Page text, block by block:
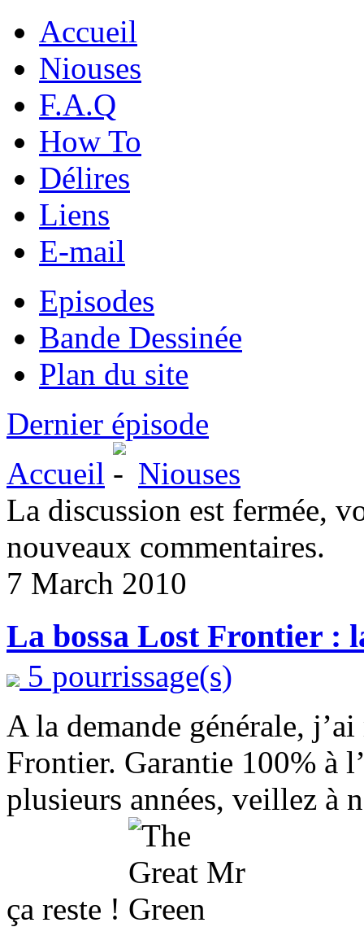
Accueil
Niouses
F.A.Q
How To
Délires
Liens
E-mail
Episodes
Bande Dessinée
Plan du site
Dernier épisode
Accueil
Niouses
La discussion est fermée,
nouveaux commentaires.
7 March 2010
La bossa Lost Frontier :
5 pourrissage(s)
A la demande générale,
Frontier. Garantie 100% à
plusieurs années, veillez à
ça reste !